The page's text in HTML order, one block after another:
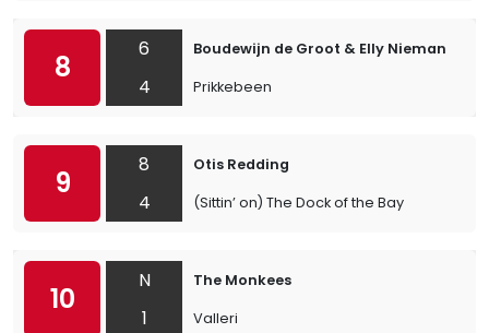
8
6
4
Boudewijn de Groot & Elly Nieman
Prikkebeen
9
8
4
Otis Redding
(Sittin’ on) The Dock of the Bay
10
N
1
The Monkees
Valleri